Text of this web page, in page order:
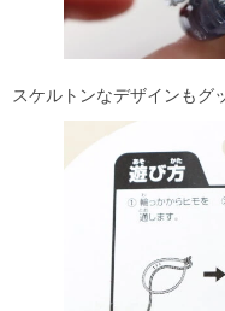
スケルトンなデザインもグ